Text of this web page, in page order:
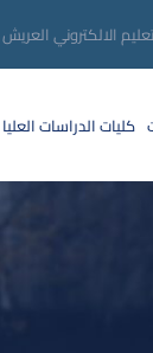
الالكتروني العريش
كليات الدراسات العليا